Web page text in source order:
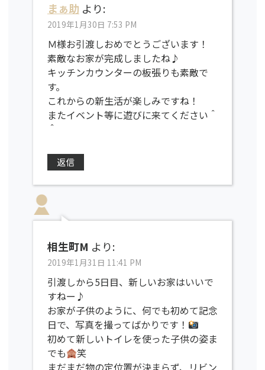
まぁ助 より:
2019年1月30日 7:53 PM
Ｍ様お引渡しおめでとうございます！
素敵なお家が完成しましたね♪
キッチンカウンターの板張りも素敵で
す。
これからの新生活が楽しみですね！
またイベント等に遊びに来てください＾
＾
返信
相生町M より:
2019年1月31日 11:41 PM
引渡しから5日目、新しいお家はいいで
すねー♪
お家が子供のように、何でも初めて記念
日で、写真を撮ってばかりです！
初めて新しいトイレを使った子供の姿ま
でも
笑
まだまだ物の定位置が決まらず、リビン